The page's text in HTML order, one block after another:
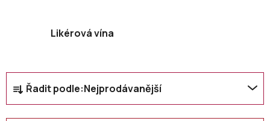
Likérová vína
Ř
a
z
Řadit podle:Nejprodávanější